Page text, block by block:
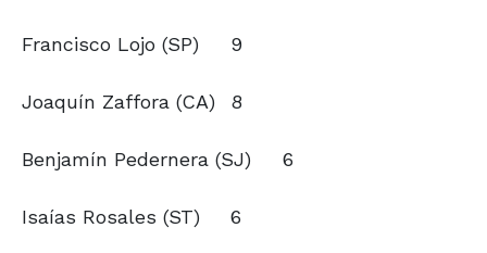
Francisco Lojo (SP) 9
Joaquín Zaffora (CA) 8
Benjamín Pedernera (SJ) 6
Isaías Rosales (ST) 6